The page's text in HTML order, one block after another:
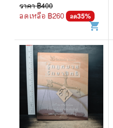
ราคา ฿400
ลดเหลือ ฿260 ลด35%
shopping_cart